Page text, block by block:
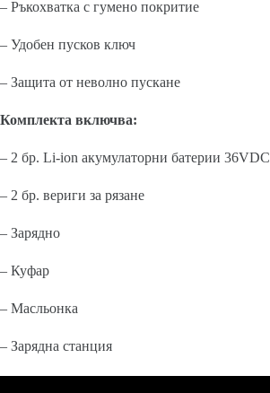
– Ръкохватка с гумено покритие
– Удобен пусков ключ
– Защита от неволно пускане
Комплекта включва:
– 2 бр. Li-ion акумулаторни батерии 36VDC
– 2 бр. вериги за рязане
– Зарядно
– Куфар
– Масльонка
– Зарядна станция